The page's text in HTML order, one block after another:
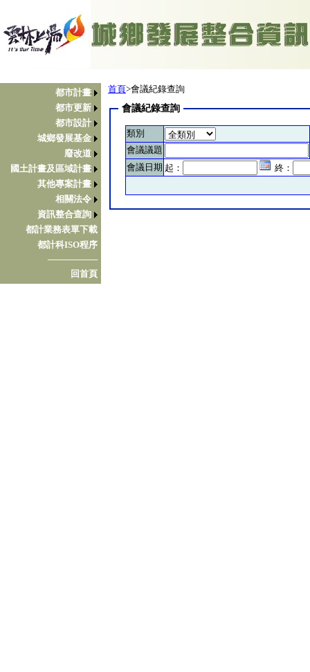
都市計畫
都市更新
都市設計
城鄉發展基金
廢改道
國土計畫及區域計畫
其他專案計畫
相關法令
資訊整合查詢
都計業務表單下載
都計科ISO程序
────────
回首頁
首頁>會議紀錄查詢
會議紀錄查詢
類別
會議議題
會議日期 起： 終：